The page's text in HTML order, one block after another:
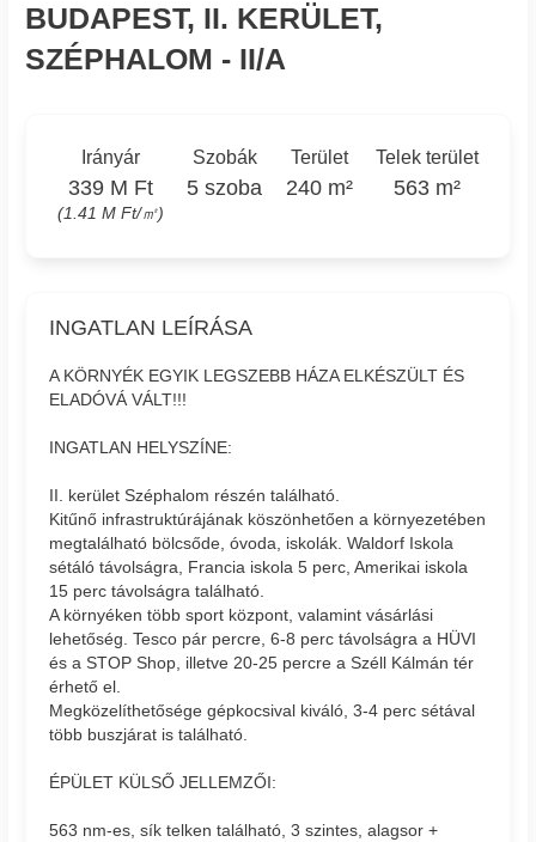
BUDAPEST, II. KERÜLET,
SZÉPHALOM - II/A
Irányár
339 M Ft
(1.41 M Ft/㎡)
Szobák
5 szoba
Terület
240 m²
Telek terület
563 m²
INGATLAN LEÍRÁSA
A KÖRNYÉK EGYIK LEGSZEBB HÁZA ELKÉSZÜLT ÉS
ELADÓVÁ VÁLT!!!
INGATLAN HELYSZÍNE:
II. kerület Széphalom részén található.
Kitűnő infrastruktúrájának köszönhetően a környezetében
megtalálható bölcsőde, óvoda, iskolák. Waldorf Iskola
sétáló távolságra, Francia iskola 5 perc, Amerikai iskola
15 perc távolságra található.
A környéken több sport központ, valamint vásárlási
lehetőség. Tesco pár percre, 6-8 perc távolságra a HÜVI
és a STOP Shop, illetve 20-25 percre a Széll Kálmán tér
érhető el.
Megközelíthetősége gépkocsival kiváló, 3-4 perc sétával
több buszjárat is található.
ÉPÜLET KÜLSŐ JELLEMZŐI:
563 nm-es, sík telken található, 3 szintes, alagsor +